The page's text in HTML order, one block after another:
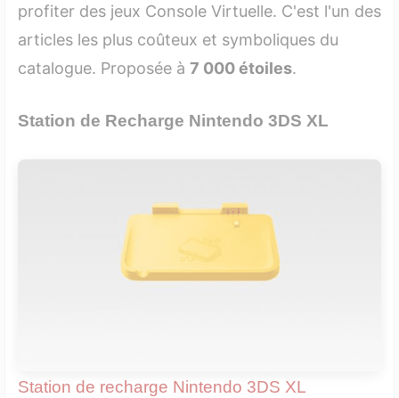
profiter des jeux Console Virtuelle. C'est l'un des
articles les plus coûteux et symboliques du
catalogue. Proposée à 7 000 étoiles.
Station de Recharge Nintendo 3DS XL
Station de recharge Nintendo 3DS XL